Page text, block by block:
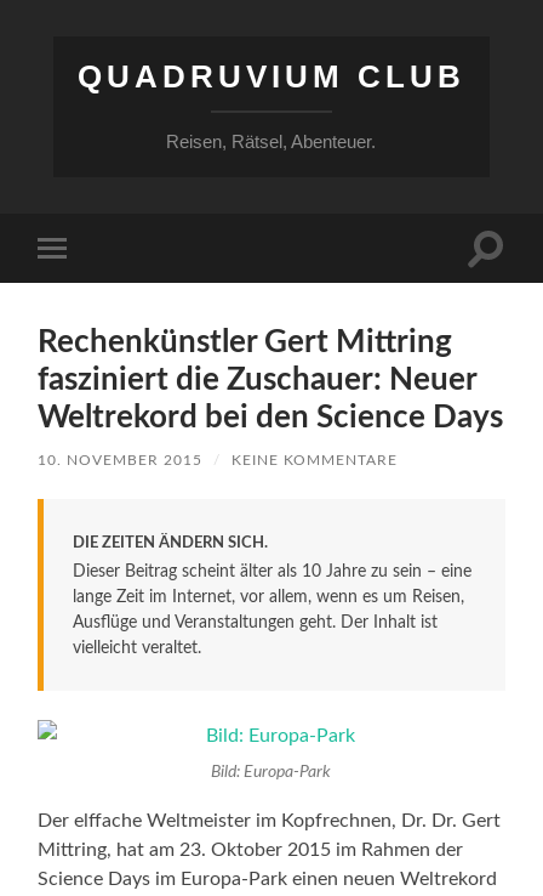
QUADRUVIUM CLUB
Reisen, Rätsel, Abenteuer.
Menü
Rechenkünstler Gert Mittring
fasziniert die Zuschauer: Neuer
Weltrekord bei den Science Days
10. NOVEMBER 2015 / KEINE KOMMENTARE
DIE ZEITEN ÄNDERN SICH.
Dieser Beitrag scheint älter als 10 Jahre zu sein – eine
lange Zeit im Internet, vor allem, wenn es um Reisen,
Ausflüge und Veranstaltungen geht. Der Inhalt ist
vielleicht veraltet.
Bild: Europa-Park
Der elffache Weltmeister im Kopfrechnen, Dr. Dr. Gert
Mittring, hat am 23. Oktober 2015 im Rahmen der
Science Days im Europa-Park einen neuen Weltrekord